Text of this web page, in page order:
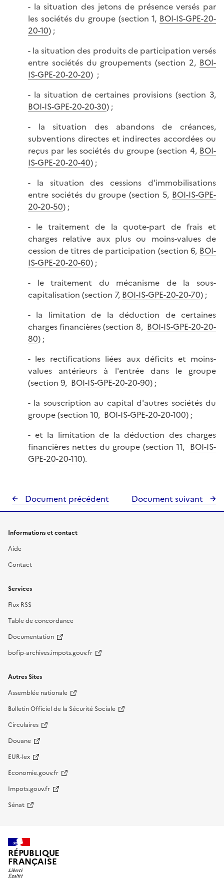
- la situation des jetons de présence versés par
les sociétés du groupe (section 1, BOI-IS-GPE-20-
20-10) ;
- la situation des produits de participation versés
entre sociétés du groupements (section 2, BOI-
IS-GPE-20-20-20) ;
- la situation de certaines provisions (section 3,
BOI-IS-GPE-20-20-30) ;
- la situation des abandons de créances,
subventions directes et indirectes accordées ou
reçus par les sociétés du groupe (section 4, BOI-
IS-GPE-20-20-40) ;
- la situation des cessions d'immobilisations
entre sociétés du groupe (section 5, BOI-IS-GPE-
20-20-50) ;
- le traitement de la quote-part de frais et
charges relative aux plus ou moins-values de
cession de titres de participation (section 6, BOI-
IS-GPE-20-20-60) ;
- le traitement du mécanisme de la sous-
capitalisation (section 7, BOI-IS-GPE-20-20-70) ;
- la limitation de la déduction de certaines
charges financières (section 8, BOI-IS-GPE-20-20-
80) ;
- les rectifications liées aux déficits et moins-
values antérieurs à l'entrée dans le groupe
(section 9, BOI-IS-GPE-20-20-90) ;
- la souscription au capital d'autres sociétés du
groupe (section 10, BOI-IS-GPE-20-20-100) ;
- et la limitation de la déduction des charges
financières nettes du groupe (section 11, BOI-IS-
GPE-20-20-110).
Document précédent Document suivant
Informations et contact
Aide
Contact
Services
Flux RSS
Table de concordance
Documentation
bofip-archives.impots.gouv.fr
Autres Sites
Assemblée nationale
Bulletin Officiel de la Sécurité Sociale
Circulaires
Douane
EUR-lex
Economie.gouv.fr
Impots.gouv.fr
Sénat
RÉPUBLIQUE
FRANÇAISE